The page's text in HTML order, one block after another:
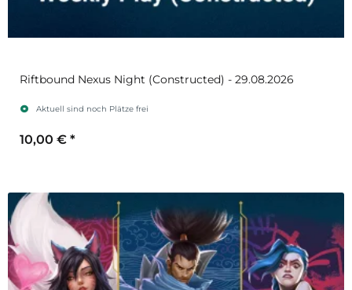
Riftbound Nexus Night (Constructed) - 29.08.2026
Aktuell sind noch Plätze frei
10,00 € *